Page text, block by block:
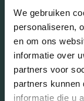
We gebruiken
personaliseren,
en om ons
informatie over
partners voor
partners kunnen
informatie die u
Geslacht